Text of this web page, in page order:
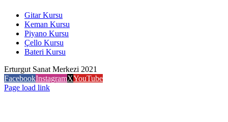
Gitar Kursu
Keman Kursu
Piyano Kursu
Çello Kursu
Bateri Kursu
Erturgut Sanat Merkezi 2021
FacebookInstagramXYouTube
Page load link